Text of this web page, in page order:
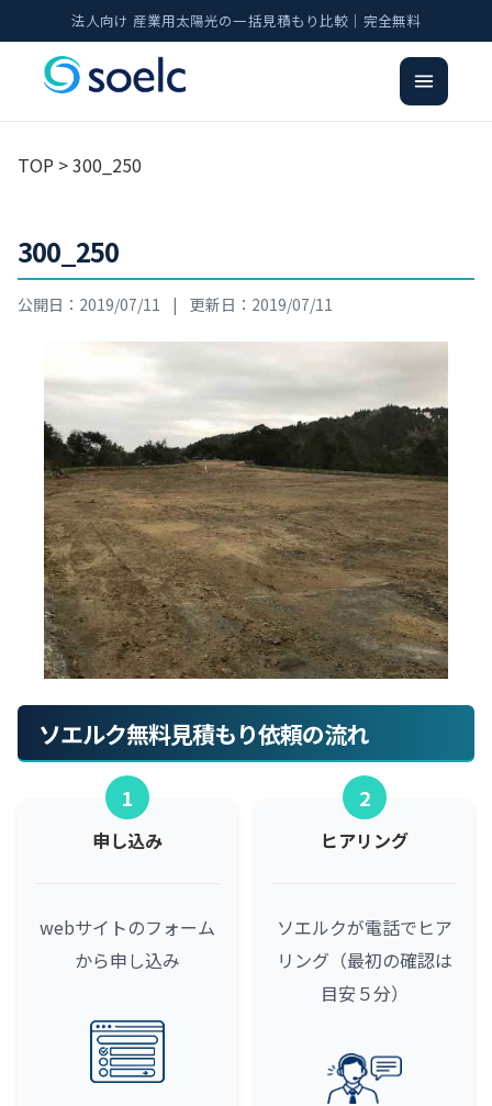
法人向け 産業用太陽光の一括見積もり比較｜完全無料
TOP > 300_250
300_250
公開日：2019/07/11 | 更新日：2019/07/11
ソエルク無料見積もり依頼の流れ
1
申し込み
webサイトのフォーム
から申し込み
2
ヒアリング
ソエルクが電話でヒア
リング（最初の確認は
目安５分）